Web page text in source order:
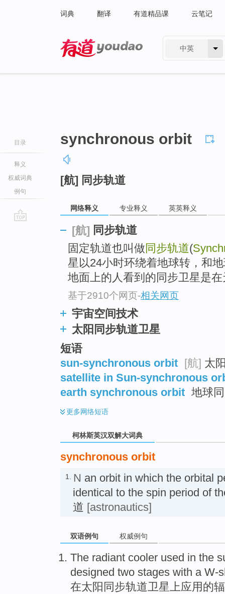
词典 翻译 有道精品课 云笔记
中英
目录
释义
权威词典
例句
synchronous orbit
[航] 同步轨道
网络释义 专业释义 英英释义
[航] 同步轨道
固定轨道也叫做同步轨道(
星以24小时环绕着地球转，和
地面上的人看到的同步卫星是
基于2910个网页-相关网页
宇宙空间技术
太阳同步轨道卫星
短语
sun-synchronous orbit [航] 太
satellite in Sun-synchronous
earth synchronous orbit 地球
更多网络短语
柯林斯英汉双解大词典
synchronous orbit
1. N an orbit in which the orbital
identical to the spin period of
道 [astronautics]
双语例句 权威例句
The radiant cooler used in the
designed two stages with a W-
在太阳 同步轨道卫星上应用 的